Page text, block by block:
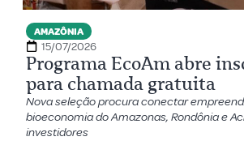
AMAZÔNIA
15/07/2026
Programa EcoAm abre
para chamada gratuita
Nova seleção procura conectar
bioeconomia do Amazonas, Rondônia e
investidores